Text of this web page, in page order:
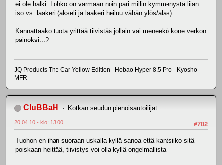
ei ole halki. Lohko on varmaan noin pari millin kymmenystä liian
iso vs. laakeri (akseli ja laakeri heiluu vähän ylös/alas).
Kannattaako tuota yrittää tiivistää jollain vai meneekö kone verkon
painoksi...?
JQ Products The Car Yellow Edition - Hobao Hyper 8.5 Pro - Kyosho
MFR
CluBBaH Kotkan seudun pienoisautoilijat
#782
20.04.10 - klo: 13.00
Tuohon en ihan suoraan uskalla kyllä sanoa että kantsiiko sitä
poiskaan heittää, tiivistys voi olla kyllä ongelmallista.